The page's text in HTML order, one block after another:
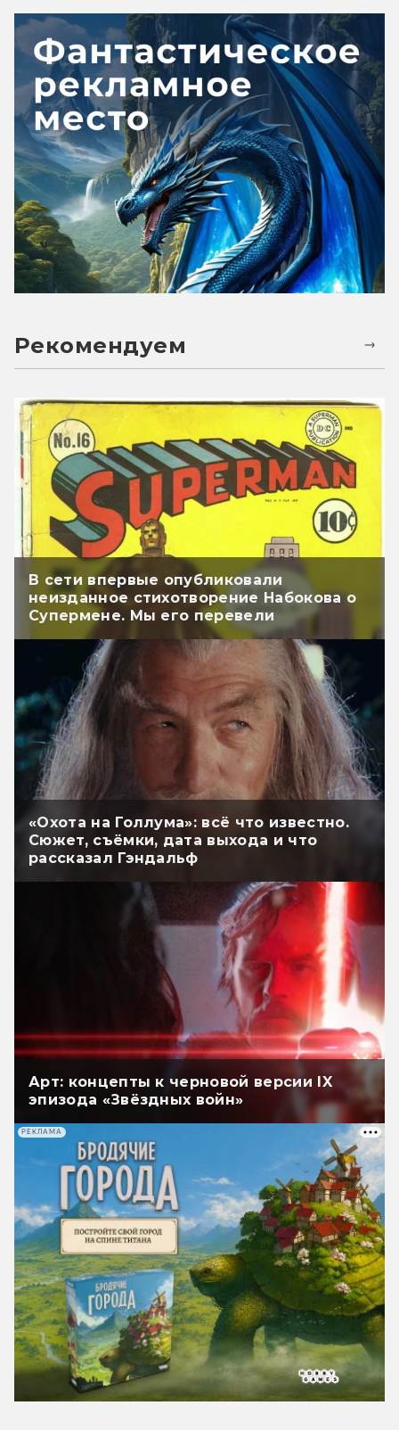
Рекомендуем
В сети впервые опубликовали
неизданное стихотворение Набокова о
Супермене. Мы его перевели
«Охота на Голлума»: всё что известно.
Сюжет, съёмки, дата выхода и что
рассказал Гэндальф
Арт: концепты к черновой версии IX
эпизода «Звёздных войн»
РЕКЛАМА